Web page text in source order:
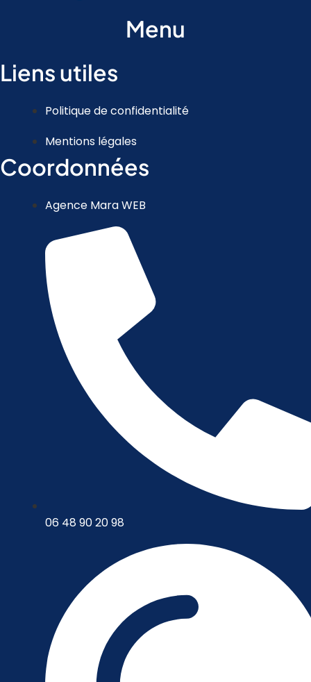
Menu
Liens utiles
Politique de confidentialité
Mentions légales
Coordonnées
Agence Mara WEB
06 48 90 20 98